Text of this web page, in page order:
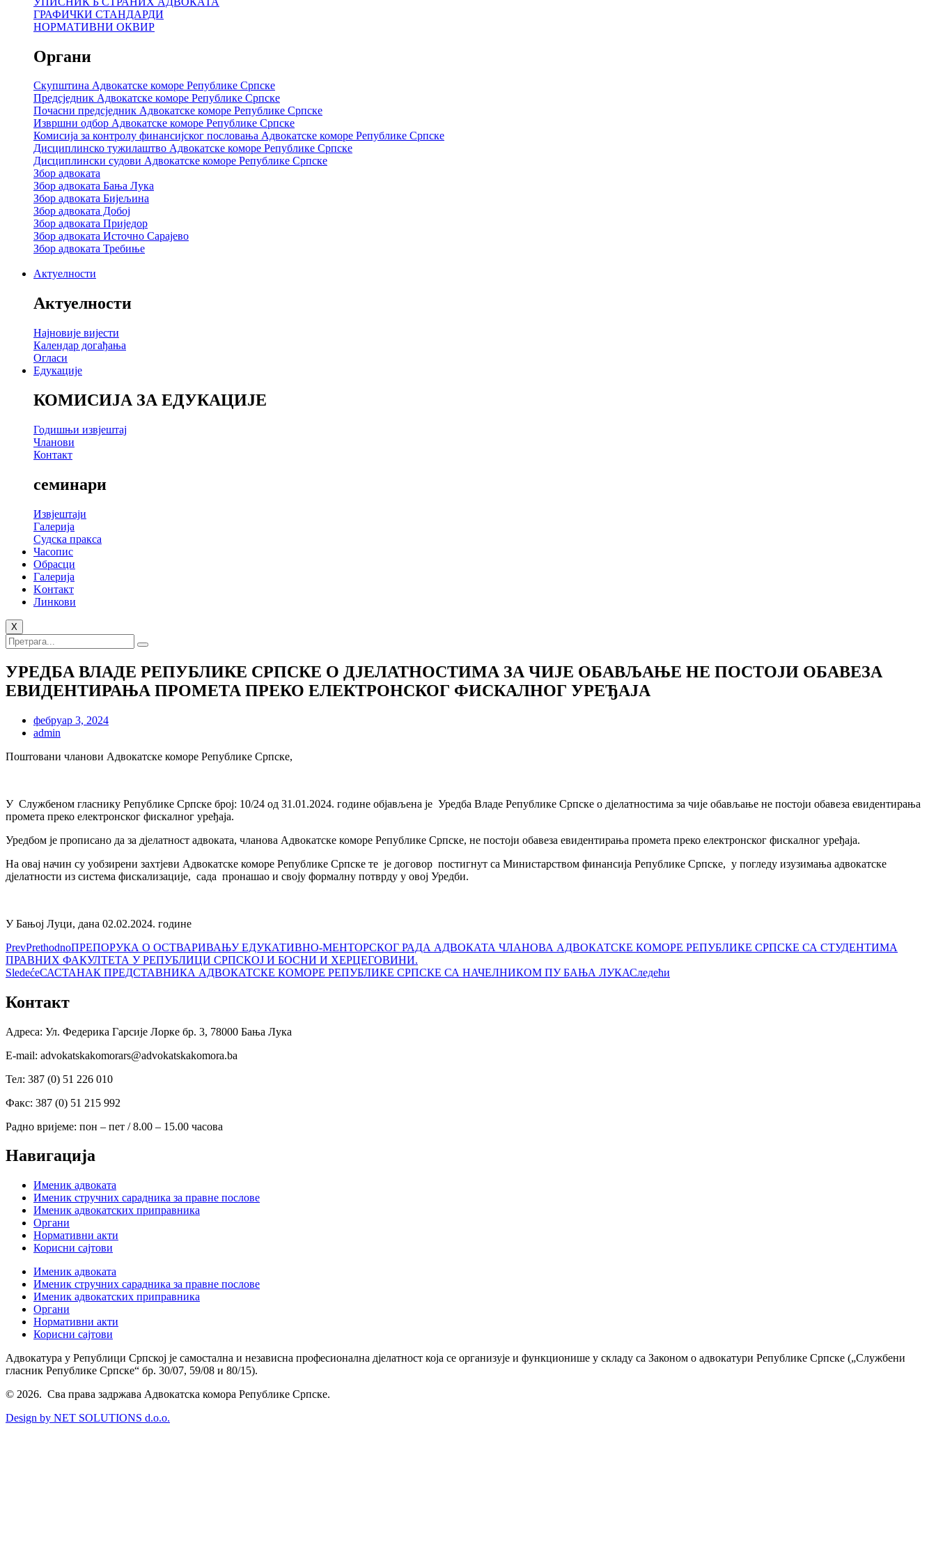
ГРАФИЧКИ СТАНДАРДИ
НОРМАТИВНИ ОКВИР
Органи
Скупштина Адвокатске коморе Републике Српске
Предсједник Адвокатске коморе Републике Српске
Почасни предсједник Адвокатске коморе Републике Српске
Извршни одбор Адвокатске коморе Републике Српске
Комисија за контролу финансијског пословања Адвокатске коморе Републике Српске
Дисциплинско тужилаштво Адвокатске коморе Републике Српске
Дисциплински судови Адвокатске коморе Републике Српске
Збор адвоката
Збор адвоката Бања Лука
Збор адвоката Бијељина
Збор адвоката Добој
Збор адвоката Приједор
Збор адвоката Источно Сарајево
Збор адвоката Требиње
Актуелности
Актуелности
Најновије вијести
Календар догађања
Огласи
Едукације
КОМИСИЈА ЗА ЕДУКАЦИЈЕ
Годишњи извјештај
Чланови
Контакт
семинари
Извјештаји
Галерија
Судска пракса
Часопис
Обрасци
Галерија
Kонтакт
Линкови
X
УРЕДБА ВЛАДЕ РЕПУБЛИКЕ СРПСКЕ О ДЈЕЛАТНОСТИМА ЗА ЧИЈЕ ОБАВЉАЊЕ НЕ ПОСТОЈИ ОБАВЕЗА
ЕВИДЕНТИРАЊА ПРОМЕТА ПРЕКО ЕЛЕКТРОНСКОГ ФИСКАЛНОГ УРЕЂАЈА
фебруар 3, 2024
admin
Поштовани чланови Адвокатске коморе Републике Српске,
У Службеном гласнику Републике Српске број: 10/24 од 31.01.2024. године објављена је Уредба Владе Републике Српске о дјелатностима за чије обављање не постоји обавеза евидентирања
промета преко електронског фискалног уређаја.
Уредбом је прописано да за дјелатност адвоката, чланова Адвокатске коморе Републике Српске, не постоји обавеза евидентирања промета преко електронског фискалног уређаја.
На овај начин су уобзирени захтјеви Адвокатске коморе Републике Српске те je договор постигнут са Министарством финансија Републике Српске, у погледу изузимања адвокатске
дјелатности из система фискализације, сада пронашао и своју формалну потврду у овој Уредби.
У Бањој Луци, дана 02.02.2024. године
PrevPrethodnoПРЕПОРУКА О ОСТВАРИВАЊУ ЕДУКАТИВНО-МЕНТОРСКОГ РАДА АДВОКАТА ЧЛАНОВА АДВОКАТСКЕ КОМОРЕ РЕПУБЛИКЕ СРПСКЕ СА СТУДЕНТИМА
ПРАВНИХ ФАКУЛТЕТА У РЕПУБЛИЦИ СРПСКОЈ И БОСНИ И ХЕРЦЕГОВИНИ.
SledećeСАСТАНАК ПРЕДСТАВНИКА АДВОКАТСКЕ КОМОРЕ РЕПУБЛИКЕ СРПСКЕ СА НАЧЕЛНИКОМ ПУ БАЊА ЛУКАСледећи
Контакт
Адреса: Ул. Федерика Гарсије Лорке бр. 3, 78000 Бања Лука
Е-mail: advokatskakomorars@advokatskakomora.ba
Тел: 387 (0) 51 226 010
Факс: 387 (0) 51 215 992
Радно вријеме: пон – пет / 8.00 – 15.00 часова
Навигација
Именик адвоката
Именик стручних сарадника за правне послове
Именик адвокатских приправника
Органи
Нормативни акти
Корисни сајтови
Именик адвоката
Именик стручних сарадника за правне послове
Именик адвокатских приправника
Органи
Нормативни акти
Корисни сајтови
Адвокатура у Републици Српској је самостална и независна професионална дјелатност која се организује и функционише у складу са Законом о адвокатури Републике Српске („Службени
гласник Републике Српске“ бр. 30/07, 59/08 и 80/15).
© 2026. Сва права задржава Адвокатска комора Републике Српске.
Design by NET SOLUTIONS d.o.o.